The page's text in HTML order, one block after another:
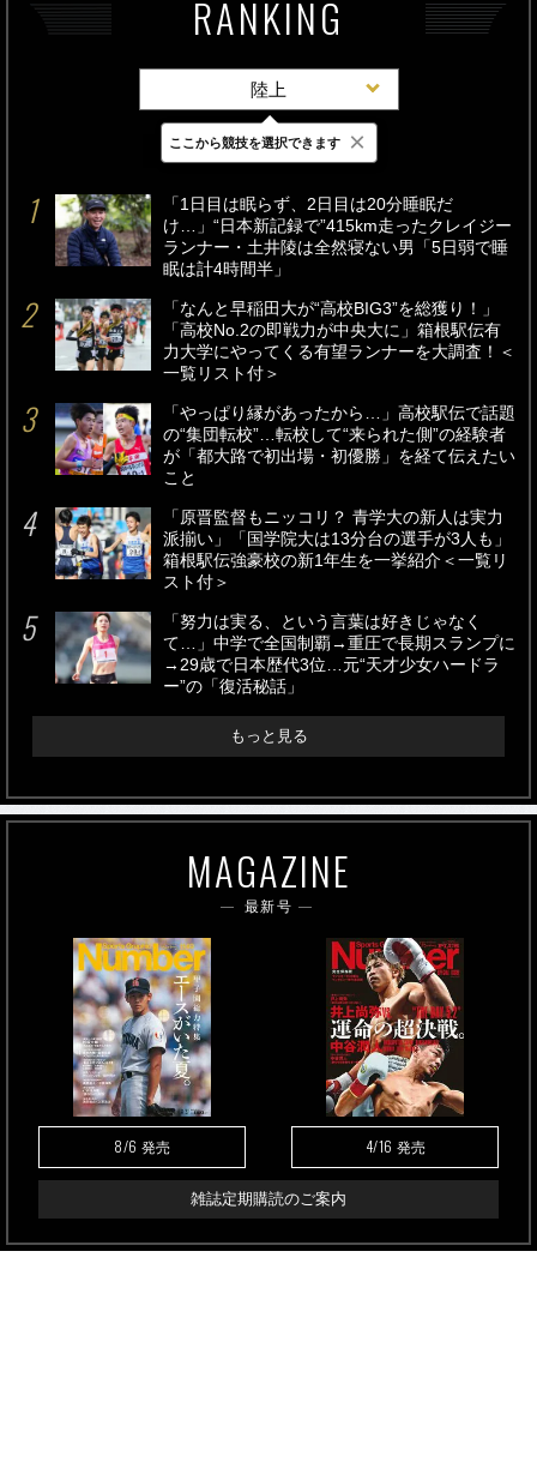
RANKING
陸上
最新 24時間 週間
「1日目は眠らず、2日目は20分睡眠だ
け…」“日本新記録で”415km走ったクレイジー
ランナー・土井陵は全然寝ない男「5日弱で睡
眠は計4時間半」
「なんと早稲田大が“高校BIG3”を総獲り！」
「高校No.2の即戦力が中央大に」箱根駅伝有
力大学にやってくる有望ランナーを大調査！＜
一覧リスト付＞
「やっぱり縁があったから…」高校駅伝で話題
の“集団転校”…転校して“来られた側”の経験者
が「都大路で初出場・初優勝」を経て伝えたい
こと
「原晋監督もニッコリ？ 青学大の新人は実力
派揃い」「国学院大は13分台の選手が3人も」
箱根駅伝強豪校の新1年生を一挙紹介＜一覧リ
スト付＞
「努力は実る、という言葉は好きじゃなく
て…」中学で全国制覇→重圧で長期スランプに
→29歳で日本歴代3位…元“天才少女ハードラ
ー”の「復活秘話」
もっと見る
MAGAZINE
最新号
8/6 発売 4/16 発売
雑誌定期購読のご案内
ここから競技を選択できます ×